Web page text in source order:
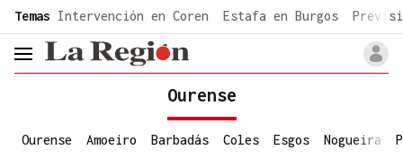
common.go-to-content
Temas Intervención en Coren Estafa en Burgos
header.menu.open
Ourense
Ourense Amoeiro Barbadás Coles Esgos Nogueira